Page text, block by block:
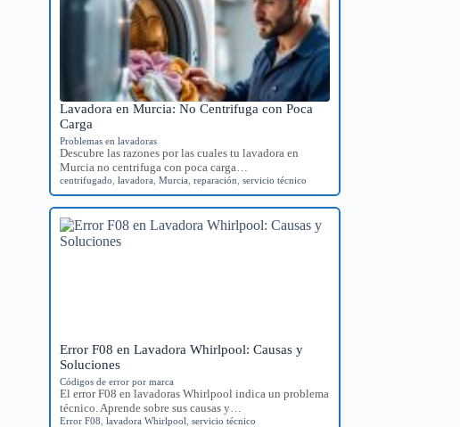
Lavadora en Murcia: No Centrifuga con Poca
Carga
Problemas en lavadoras
Descubre las razones por las cuales tu lavadora en
Murcia no centrifuga con poca carga…
centrifugado ,lavadora ,Murcia ,reparación ,servicio técnico
Error F08 en Lavadora Whirlpool: Causas y
Soluciones
Códigos de error por marca
El error F08 en lavadoras Whirlpool indica un problema
técnico. Aprende sobre sus causas y…
Error F08 ,lavadora Whirlpool ,servicio técnico